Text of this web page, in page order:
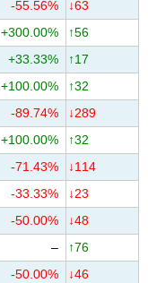
-55.56%
↓63
+300.00%
↑56
+33.33%
↑17
+100.00%
↑32
-89.74%
↓289
+100.00%
↑32
-71.43%
↓114
-33.33%
↓23
-50.00%
↓48
–
↑76
-50.00%
↓46